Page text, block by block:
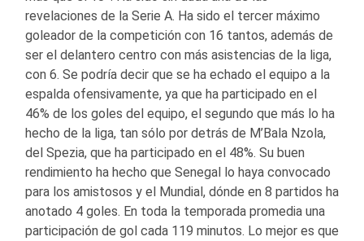
revelaciones de la Serie A. Ha sido el tercer máximo
goleador de la competición con 16 tantos, además de
ser el delantero centro con más asistencias de la liga,
con 6. Se podría decir que se ha echado el equipo a la
espalda ofensivamente, ya que ha participado en el
46% de los goles del equipo, el segundo que más lo ha
hecho de la liga, tan sólo por detrás de M’Bala Nzola,
del Spezia, que ha participado en el 48%. Su buen
rendimiento ha hecho que Senegal lo haya convocado
para los amistosos y el Mundial, dónde en 8 partidos ha
anotado 4 goles. En toda la temporada promedia una
participación de gol cada 119 minutos. Lo mejor es que